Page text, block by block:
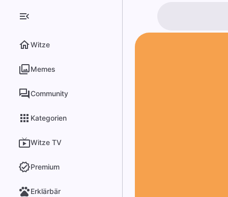
Witze
Memes
Community
Kategorien
Witze TV
Premium
Erklärbär